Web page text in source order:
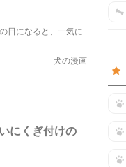
日になると、一気に
犬の漫画
にくぎ付けの